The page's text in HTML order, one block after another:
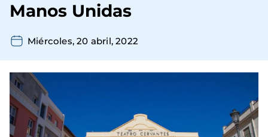
Manos Unidas
Miércoles, 20 abril, 2022